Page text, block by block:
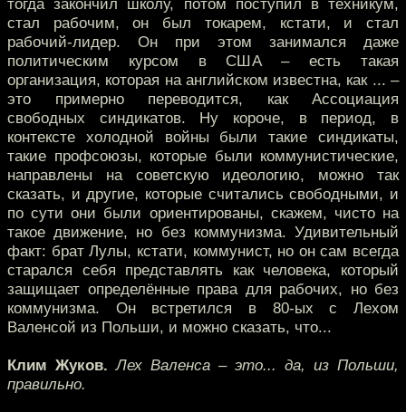
тогда закончил школу, потом поступил в техникум,
стал рабочим, он был токарем, кстати, и стал
рабочий-лидер. Он при этом занимался даже
политическим курсом в США – есть такая
организация, которая на английском известна, как ... –
это примерно переводится, как Ассоциация
свободных синдикатов. Ну короче, в период, в
контексте холодной войны были такие синдикаты,
такие профсоюзы, которые были коммунистические,
направлены на советскую идеологию, можно так
сказать, и другие, которые считались свободными, и
по сути они были ориентированы, скажем, чисто на
такое движение, но без коммунизма. Удивительный
факт: брат Лулы, кстати, коммунист, но он сам всегда
старался себя представлять как человека, который
защищает определённые права для рабочих, но без
коммунизма. Он встретился в 80-ых с Лехом
Валенсой из Польши, и можно сказать, что...
Клим Жуков. Лех Валенса – это... да, из Польши,
правильно.